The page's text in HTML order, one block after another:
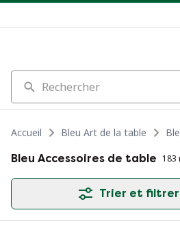
Rechercher
Accueil Bleu Art de la table
Bleu Accessoires de table 183
Trier et filtrer